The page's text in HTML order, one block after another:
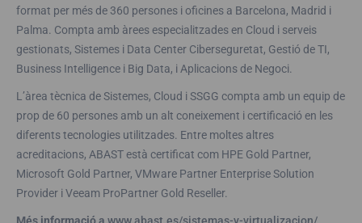
format per més de 360 persones i oficines a Barcelona, Madrid i
Palma. Compta amb àrees especialitzades en Cloud i serveis
gestionats, Sistemes i Data Center Ciberseguretat, Gestió de TI,
Business Intelligence i Big Data, i Aplicacions de Negoci.
L’àrea tècnica de Sistemes, Cloud i SSGG compta amb un equip de
prop de 60 persones amb un alt coneixement i certificació en les
diferents tecnologies utilitzades. Entre moltes altres
acreditacions, ABAST està certificat com HPE Gold Partner,
Microsoft Gold Partner, VMware Partner Enterprise Solution
Provider i Veeam ProPartner Gold Reseller.
Més informació a www.abast.es/sistemas-y-virtualizacion/